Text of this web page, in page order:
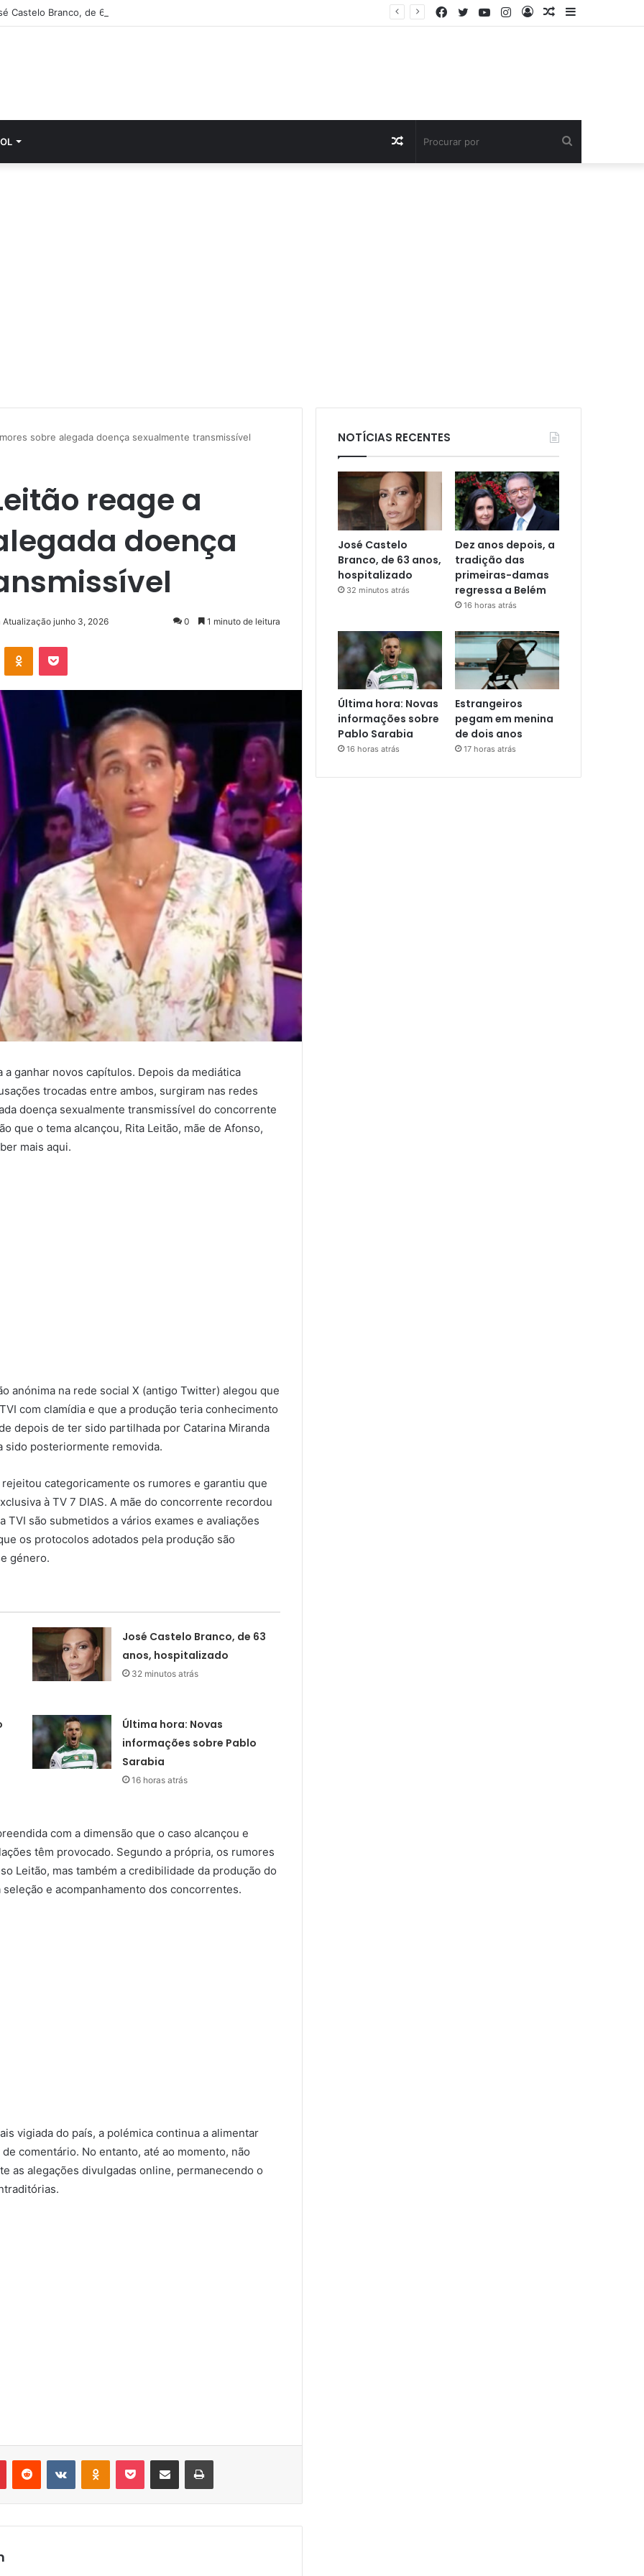
Castelo Branco, de 63 anos, hospitalizado
Barra
Artigo
Entrar
Instagram
YouTube
Twitter
Facebook
Artigo
sobre alegada doença sexualmente transmissível
reage a
doença
Atualização junho 3, 2026 0 1 minuto de leitura
OK Pocket
ganhar novos capítulos. Depois da mediática
trocadas entre ambos, surgiram nas redes
doença sexualmente transmissível do concorrente
que o tema alcançou, Rita Leitão, mãe de Afonso,
mais aqui.
anónima na rede social X (antigo Twitter) alegou que
com clamídia e que a produção teria conhecimento
depois de ter sido partilhada por Catarina Miranda
sido posteriormente removida.
categoricamente os rumores e garantiu que
à TV 7 DIAS. A mãe do concorrente recordou
são submetidos a vários exames e avaliações
os protocolos adotados pela produção são
género.
José Castelo Branco, de 63
anos, hospitalizado
32 minutos atrás
Última hora: Novas
informações sobre Pablo
Sarabia
16 horas atrás
com a dimensão que o caso alcançou e
têm provocado. Segundo a própria, os rumores
Leitão, mas também a credibilidade da produção do
e acompanhamento dos concorrentes.
vigiada do país, a polémica continua a alimentar
comentário. No entanto, até ao momento, não
as alegações divulgadas online, permanecendo o
PinterestReddit VK OK Pocket Compartilhar via e-mail Imprimir
NOTÍCIAS RECENTES
José Castelo
Branco, de 63 anos,
hospitalizado
32 minutos atrás
Dez anos depois, a
tradição das
primeiras-damas
regressa a Belém
16 horas atrás
Última hora: Novas
informações sobre
Pablo Sarabia
16 horas atrás
Estrangeiros
pegam em menina
de dois anos
17 horas atrás